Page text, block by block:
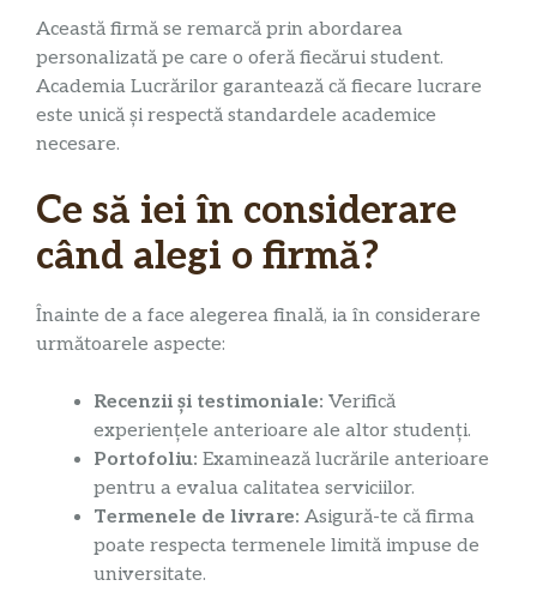
Această firmă se remarcă prin abordarea
personalizată pe care o oferă fiecărui student.
Academia Lucrărilor garantează că fiecare lucrare
este unică și respectă standardele academice
necesare.
Ce să iei în considerare
când alegi o firmă?
Înainte de a face alegerea finală, ia în considerare
următoarele aspecte:
Recenzii și testimoniale: Verifică
experiențele anterioare ale altor studenți.
Portofoliu: Examinează lucrările anterioare
pentru a evalua calitatea serviciilor.
Termenele de livrare: Asigură-te că firma
poate respecta termenele limită impuse de
universitate.